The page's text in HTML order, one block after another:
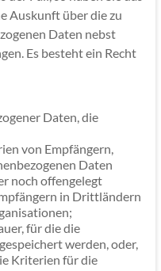
Auskunft über die zu
Daten nebst
Es besteht ein Recht
Daten, die
von Empfängern,
Daten
noch offengelegt
in Drittländern
für die die
werden, oder,
Kriterien für die